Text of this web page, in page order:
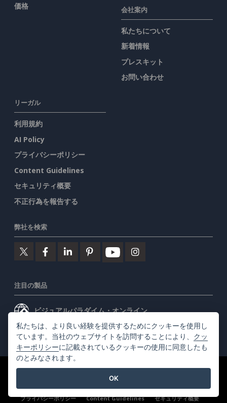
価格
会社案内
私たちについて
新着情報
プレスキット
お問い合わせ
リーガル
利用規約
AI Policy
プライバシーポリシー
Content Guidelines
セキュリティ概要
不正行為を報告する
弊社を検索
注目の製品
ビジュアルパラダイム・オンライン
ビジュアルパラダイムデスクトップ
©2026 by Visual Paradigm. 全ての権利を有する
プライバシーポリシー
Content Guidelines セキュリティ概要
私たちは、より良い経験を提供するためにクッキーを使用し
ています。当社のウェブサイトを訪問することにより、 クッ
キーポリシーに記載されているクッキーの使用に同意したも
のとみなされます。
OK